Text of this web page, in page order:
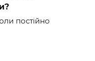
постійно